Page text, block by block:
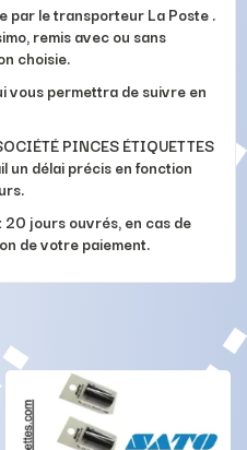
par le transporteur La Poste .
remis avec ou sans
choisie.
vous permettra de suivre en
PINCES ÉTIQUETTES
un délai précis en fonction
jours ouvrés, en cas de
de votre paiement.